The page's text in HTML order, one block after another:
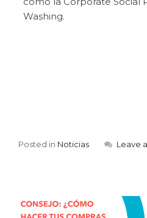
Washing.
Posted in Noticias Leave